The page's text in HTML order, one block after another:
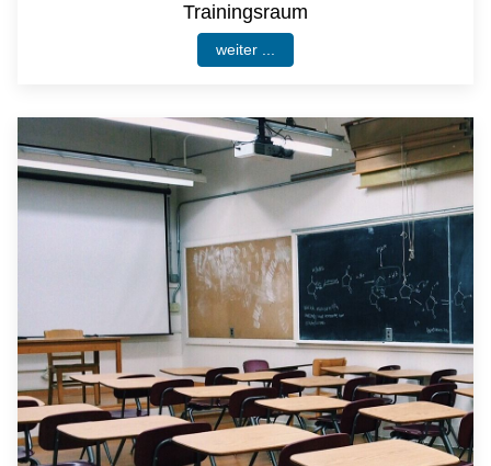
Trainingsraum
weiter ...